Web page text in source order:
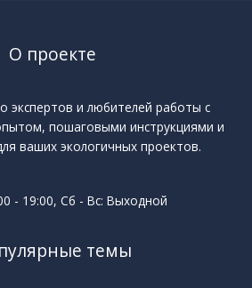
О проекте
и любителей работы с
пошаговыми инструкциями и
ваших экологичных проектов.
- 19:00, Сб - Вс: Выходной
темы